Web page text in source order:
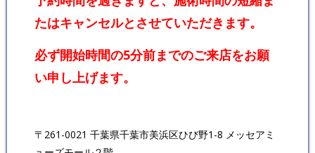
たはキャンセルとさせていただきます。
必ず開始時間の5分前までのご来店をお願
い申し上げます。
〒261-0021 千葉県千葉市美浜区ひび野1-8 メッセアミ